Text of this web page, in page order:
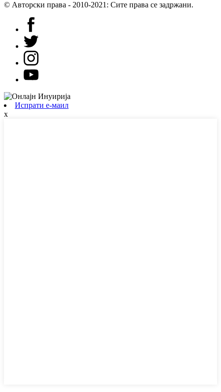
© Авторски права - 2010-2021: Сите права се задржани.
Испрати е-маил
x